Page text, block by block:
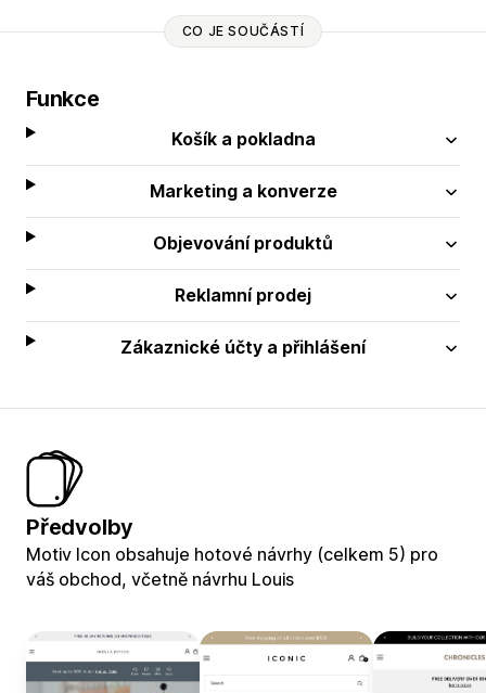
CO JE SOUČÁSTÍ
Funkce
Košík a pokladna
Marketing a konverze
Objevování produktů
Reklamní prodej
Zákaznické účty a přihlášení
Předvolby
Motiv Icon obsahuje hotové návrhy (celkem 5) pro
váš obchod, včetně návrhu Louis